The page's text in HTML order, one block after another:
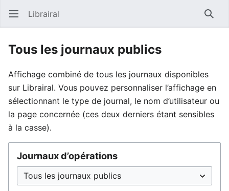
Ouvrir le menu principal Librairal
Tous les journaux publics
Affichage combiné de tous les journaux disponibles
sur Librairal. Vous pouvez personnaliser l’affichage en
sélectionnant le type de journal, le nom d’utilisateur ou
la page concernée (ces deux derniers étant sensibles
à la casse).
Journaux d’opérations